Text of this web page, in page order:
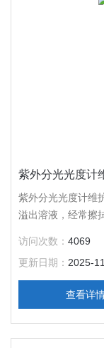
紫外分光光度计
紫外分光光度计维
溢出溶液，经常擦
胶袋防潮，但开机
访问次数：4069
更新日期： 2025-
查看详